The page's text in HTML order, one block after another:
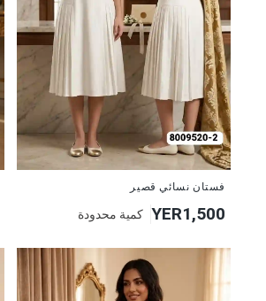
فستان نسائي قصير
YER1,500 كمية محدودة